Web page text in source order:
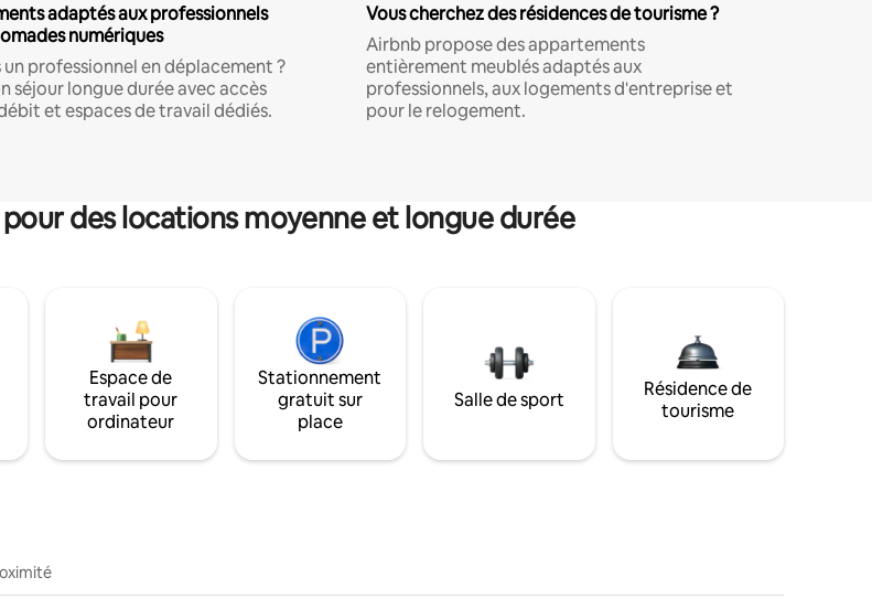
adaptés aux professionnels
numériques
un professionnel en déplacement ?
séjour longue durée avec accès
et espaces de travail dédiés.
Vous cherchez des résidences de tourisme ?
Airbnb propose des appartements
entièrement meublés adaptés aux
professionnels, aux logements d'entreprise et
pour le relogement.
des locations moyenne et longue durée
Espace de
travail pour
ordinateur
Stationnement
gratuit sur
place
Salle de sport
Résidence de
tourisme